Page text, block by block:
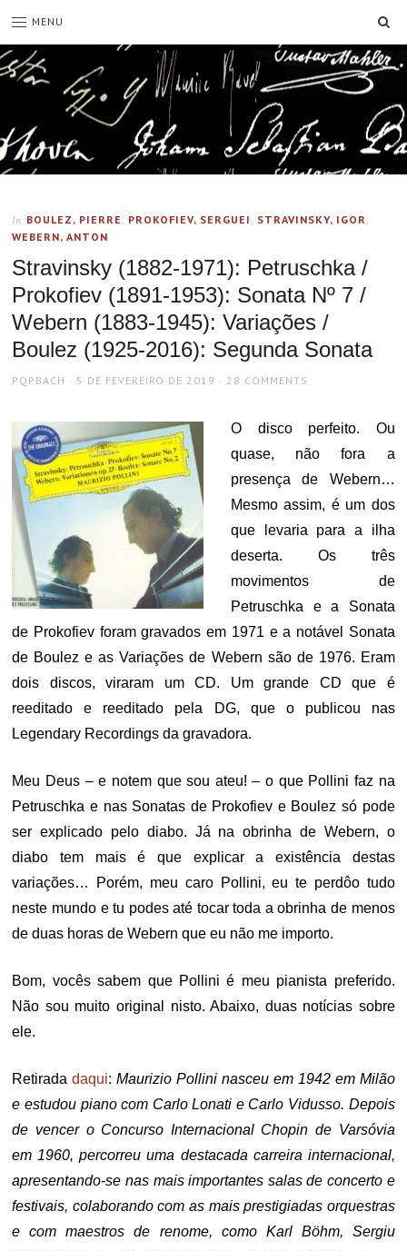
MENU
In BOULEZ, PIERRE , PROKOFIEV, SERGUEI , STRAVINSKY, IGOR,
WEBERN, ANTON
Stravinsky (1882-1971): Petruschka /
Prokofiev (1891-1953): Sonata Nº 7 /
Webern (1883-1945): Variações /
Boulez (1925-2016): Segunda Sonata
AUTHOR
PQPBACH
POSTED
5 DE FEVEREIRO DE 2019 28 COMMENTS
O disco perfeito. Ou
quase, não fora a
presença de Webern…
Mesmo assim, é um dos
que levaria para a ilha
deserta. Os três
movimentos de
Petruschka e a Sonata
de Prokofiev foram gravados em 1971 e a notável Sonata
de Boulez e as Variações de Webern são de 1976. Eram
dois discos, viraram um CD. Um grande CD que é
reeditado e reeditado pela DG, que o publicou nas
Legendary Recordings da gravadora.
Meu Deus – e notem que sou ateu! – o que Pollini faz na
Petruschka e nas Sonatas de Prokofiev e Boulez só pode
ser explicado pelo diabo. Já na obrinha de Webern, o
diabo tem mais é que explicar a existência destas
variações… Porém, meu caro Pollini, eu te perdôo tudo
neste mundo e tu podes até tocar toda a obrinha de menos
de duas horas de Webern que eu não me importo.
Bom, vocês sabem que Pollini é meu pianista preferido.
Não sou muito original nisto. Abaixo, duas notícias sobre
ele.
Retiradadaqui:Maurizio Pollini nasceu em 1942 em Milão
e estudou piano com Carlo Lonati e Carlo Vidusso. Depois
de vencer o Concurso Internacional Chopin de Varsóvia
em 1960, percorreu uma destacada carreira internacional,
apresentando-se nas mais importantes salas de concerto e
festivais, colaborando com as mais prestigiadas orquestras
e com maestros de renome, como Karl Böhm, Sergiu